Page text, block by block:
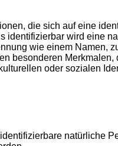
die sich auf eine
identifizierbar wird eine
wie einem Namen,
besonderen
oder sozialen
natürliche